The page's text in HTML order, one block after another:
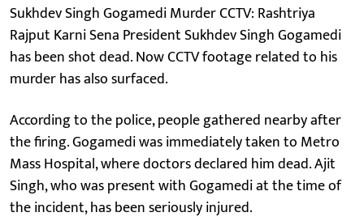
Sukhdev Singh Gogamedi Murder CCTV: Rashtriya
Rajput Karni Sena President Sukhdev Singh Gogamedi
has been shot dead. Now CCTV footage related to his
murder has also surfaced.
According to the police, people gathered nearby after
the firing. Gogamedi was immediately taken to Metro
Mass Hospital, where doctors declared him dead. Ajit
Singh, who was present with Gogamedi at the time of
the incident, has been seriously injured.